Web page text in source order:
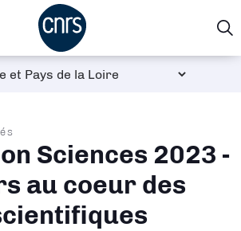
Sciences 2023 -
au coeur des